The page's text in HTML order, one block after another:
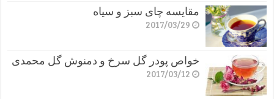
مقایسه چای سبز و سیاه
2017/03/29
خواص پودر گل سرخ و دمنوش گل محمدی
2017/03/12